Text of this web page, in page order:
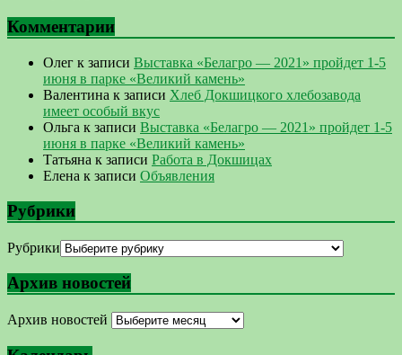
Комментарии
Олег к записи Выставка «Белагро — 2021» пройдет 1-5
июня в парке «Великий камень»
Валентина к записи Хлеб Докшицкого хлебозавода
имеет особый вкус
Ольга к записи Выставка «Белагро — 2021» пройдет 1-5
июня в парке «Великий камень»
Татьяна к записи Работа в Докшицах
Елена к записи Объявления
Рубрики
Рубрики
Архив новостей
Архив новостей